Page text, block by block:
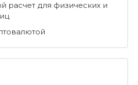
расчет для физических и